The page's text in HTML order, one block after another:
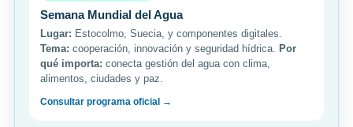
Semana Mundial del Agua
Lugar: Estocolmo, Suecia, y componentes digitales.
Tema: cooperación, innovación y seguridad hídrica. Por
qué importa: conecta gestión del agua con clima,
alimentos, ciudades y paz.
Consultar programa oficial →